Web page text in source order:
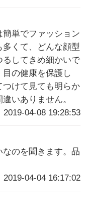
簡単でファッション
くて、どんな顔型
してきめ細かいで
の健康を保護し
けて見ても明らか
いありません。
2019-04-08 19:28:53
のを聞きます。品
2019-04-04 16:17:02